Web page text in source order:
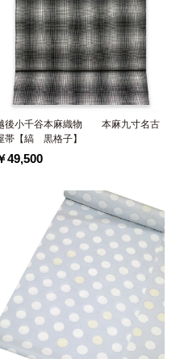
後小千谷本麻織物 本麻九寸名古
帯【縞 黒格子】
49,500